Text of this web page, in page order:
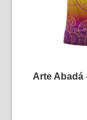
Arte Abadá